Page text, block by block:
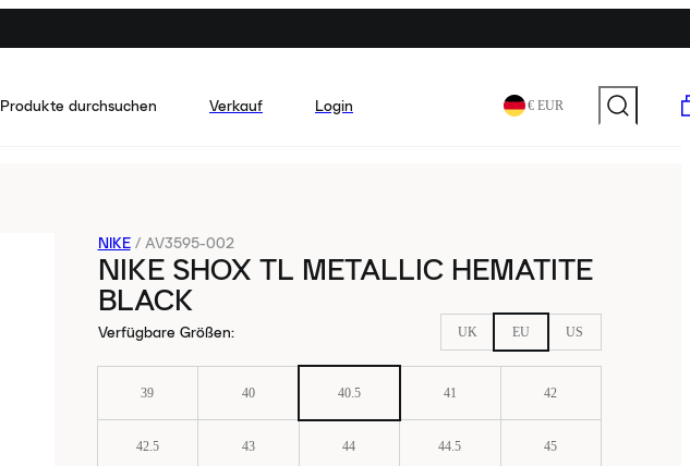
Produkte durchsuchen Verkauf Login € EUR
NIKE / AV3595-002
NIKE SHOX TL METALLIC HEMATITE
BLACK
Verfügbare Größen: UK EU US
39 40 40.5 41 42
42.5 43 44 44.5 45